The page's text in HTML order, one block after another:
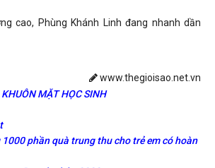
cao, Phùng Khánh Linh đang nhanh dần
www.thegioisao.net.vn
MẶT HỌC SINH
phần quà trung thu cho trẻ em có hoàn